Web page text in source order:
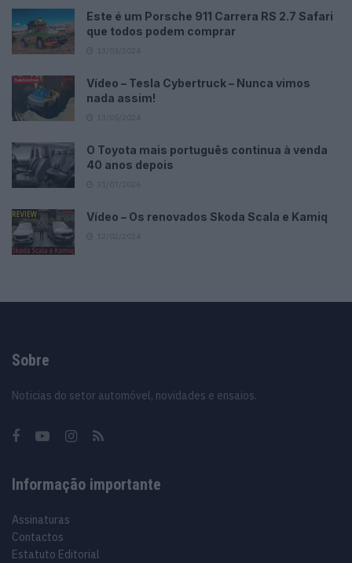
Este é um Porsche 911 Carrera RS 2.7 Safari
que todos podem comprar
Vídeo – Tesla Cybertruck – Nunca vimos
nada assim!
O Toyota mais português continua à venda
40 anos depois
Vídeo – Os renovados Skoda Scala e Kamiq
Sobre
Noticias do setor automóvel, novidades e ensaios.
Informação importante
Assinaturas
Contactos
Estatuto Editorial